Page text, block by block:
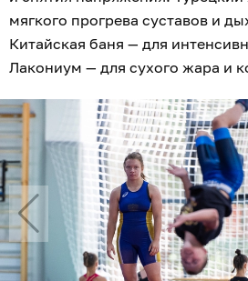
мягкого прогрева суставов и
Китайская баня — для
Лакониум — для сухого жара и